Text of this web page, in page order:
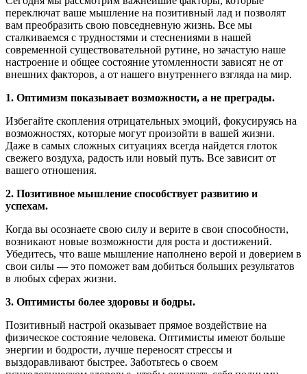
переключат ваше мышление на позитивный лад и позволят
вам преобразить свою повседневную жизнь. Все мы
сталкиваемся с трудностями и стеснениями в нашей
современной существовательной рутине, но зачастую наше
настроение и общее состояние утомленности зависят не от
внешних факторов, а от нашего внутреннего взгляда на мир.
1. Оптимизм показывает возможности, а не преграды.
Избегайте скопления отрицательных эмоций, фокусируясь на
возможностях, которые могут произойти в вашей жизни.
Даже в самых сложных ситуациях всегда найдется глоток
свежего воздуха, радость или новый путь. Все зависит от
вашего отношения.
2. Позитивное мышление способствует развитию и
успехам.
Когда вы осознаете свою силу и верите в свои способности,
возникают новые возможности для роста и достижений.
Убедитесь, что ваше мышление наполнено верой и доверием в
свои силы — это поможет вам добиться больших результатов
в любых сферах жизни.
3. Оптимисты более здоровы и бодры.
Позитивный настрой оказывает прямое воздействие на
физическое состояние человека. Оптимисты имеют больше
энергии и бодрости, лучше переносят стрессы и
выздоравливают быстрее. Заботьтесь о своем